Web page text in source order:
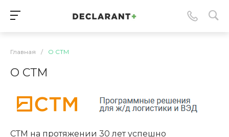
Главная / О СТМ
О СТМ
СТМ на протяжении 30 лет успешно